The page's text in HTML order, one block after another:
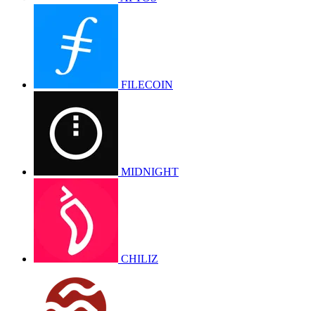
FILECOIN
MIDNIGHT
CHILIZ